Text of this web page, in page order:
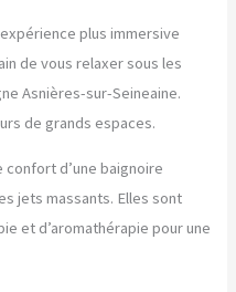
plus immersive
de vous relaxer sous les
Asnières-sur-Seineaine.
de grands espaces.
d’une baignoire
jets massants. Elles sont
et d’aromathérapie pour une